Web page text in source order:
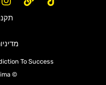
To Success
© Maor Ganima